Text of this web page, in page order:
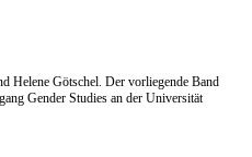
Helene Götschel. Der vorliegende Band
Gender Studies an der Universität